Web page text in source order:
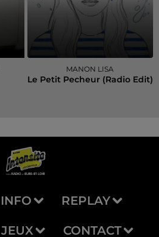
MANON LISA
Le Petit Pecheur (radio Edit)
INFO REPLAY
JEUX CONTACT